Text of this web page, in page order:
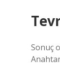
Sonuç